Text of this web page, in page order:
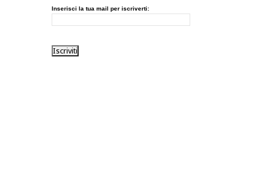
Inserisci la tua mail per iscriverti: